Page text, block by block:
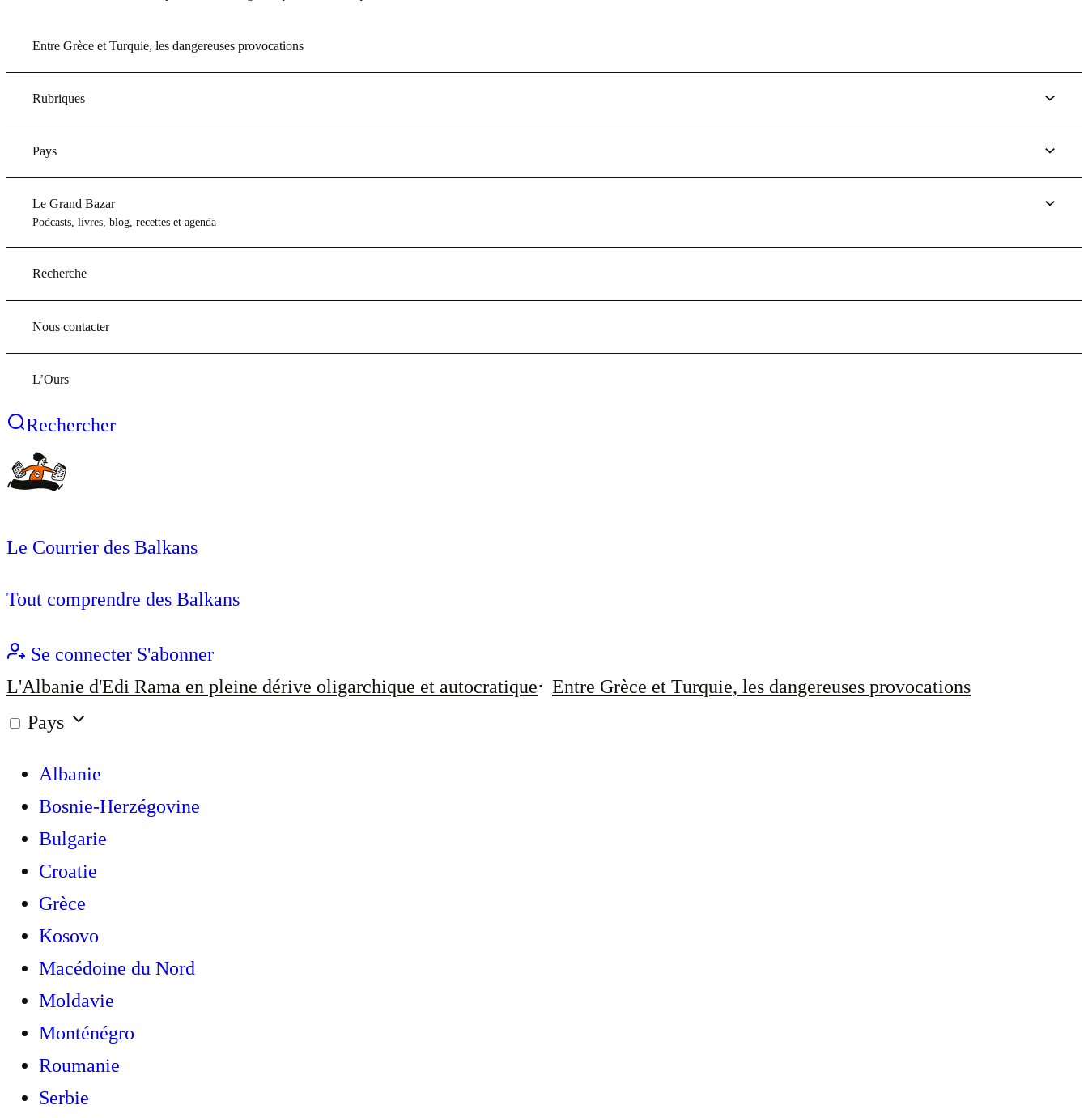
Entre Grèce et Turquie, les dangereuses provocations
Rubriques
Pays
Le Grand Bazar
Podcasts, livres, blog, recettes et agenda
Recherche
Nous contacter
L’Ours
Rechercher
Le Courrier des Balkans
Tout comprendre des Balkans
Se connecter S'abonner
L'Albanie d'Edi Rama en pleine dérive oligarchique et autocratique
Entre Grèce et Turquie, les dangereuses provocations
Pays
Albanie
Bosnie-Herzégovine
Bulgarie
Croatie
Grèce
Kosovo
Macédoine du Nord
Moldavie
Monténégro
Roumanie
Serbie